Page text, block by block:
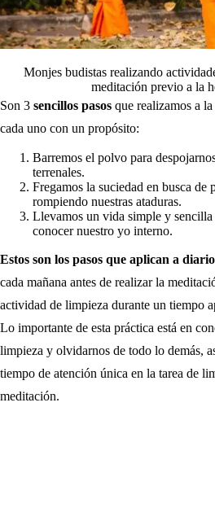
Monjes budistas realizando
meditación previo a la
Son 3 sencillos pasos que realizamos a
cada uno con un propósito:
Barremos el polvo para
terrenales.
Fregamos la suciedad en busca de
rompiendo nuestras ataduras.
Llevamos un vida simple y
conocer nuestro yo interno.
Estos son los pasos que aplican a
cada mañana antes de realizar la
actividad de limpieza durante un tiempo
Lo importante de esta práctica está en
limpieza y olvidarnos de todo lo demás,
tiempo de atención única en la tarea de
meditación.